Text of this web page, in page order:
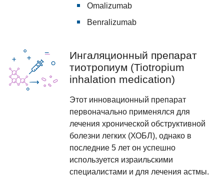
Omalizumab
Benralizumab
Ингаляционный препарат
тиотропиум (Tiotropium
inhalation medication)
Этот инновационный препарат
первоначально применялся для
лечения хронической обструктивной
болезни легких (ХОБЛ), однако в
последние 5 лет он успешно
используется израильскими
специалистами и для лечения астмы.